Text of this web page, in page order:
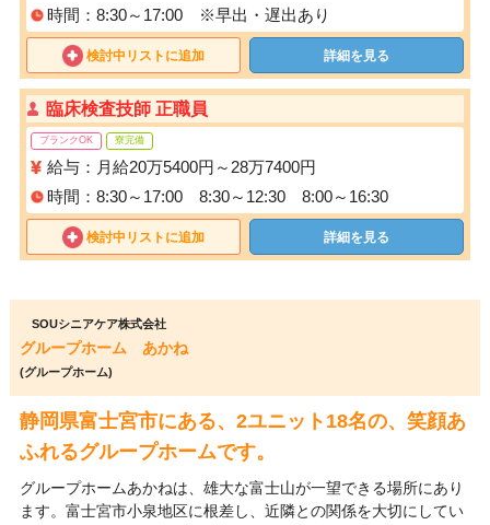
時間：8:30～17:00 ※早出・遅出あり
検討中リストに追加 詳細を見る
臨床検査技師 正職員
ブランクOK 寮完備
給与：月給20万5400円～28万7400円
時間：8:30～17:00 8:30～12:30 8:00～16:30
検討中リストに追加 詳細を見る
SOUシニアケア株式会社
グループホーム あかね
(グループホーム)
静岡県富士宮市にある、2ユニット18名の、笑顔あ
ふれるグループホームです。
グループホームあかねは、雄大な富士山が一望できる場所にあり
ます。富士宮市小泉地区に根差し、近隣との関係を大切にしてい